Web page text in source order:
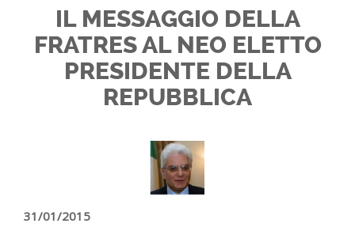
IL MESSAGGIO DELLA
FRATRES AL NEO ELETTO
PRESIDENTE DELLA
REPUBBLICA
31/01/2015